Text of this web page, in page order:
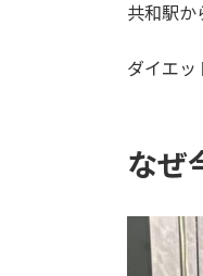
共和駅か
ダイエッ
なぜ